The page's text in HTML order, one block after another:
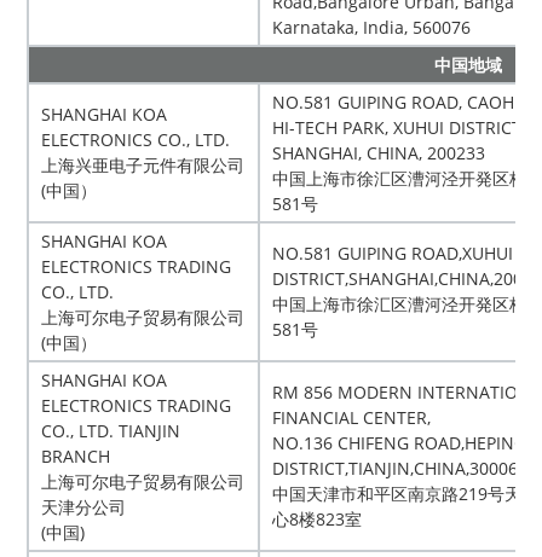
Karnataka, India, 560076
中国地域
SHANGHAI KOA
ELECTRONICS CO., LTD.
上海兴亜电子元件有限公司
(中国）
NO.581 GUIPING ROAD,
HI-TECH PARK, XUHUI DISTRICT ,
SHANGHAI, CHINA, 200233
中国上海市徐汇区漕河泾开発区桂
581号
SHANGHAI KOA
ELECTRONICS TRADING
CO., LTD.
上海可尔电子贸易有限公司
(中国）
NO.581 GUIPING ROAD,XUHUI
中国上海市徐汇区漕河泾开発区桂
581号
SHANGHAI KOA
ELECTRONICS TRADING
CO., LTD. TIANJIN
BRANCH
上海可尔电子贸易有限公司
天津分公司
(中国)
RM 856 MODERN
FINANCIAL CENTER,
NO.136 CHIFENG ROAD,HEPING
DISTRICT,TIANJIN,CHINA,300061
中国天津市和平区南京路219号天
心8楼823室